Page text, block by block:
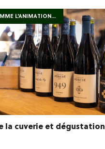
la cuverie et dégustation
L'ANIMATION...